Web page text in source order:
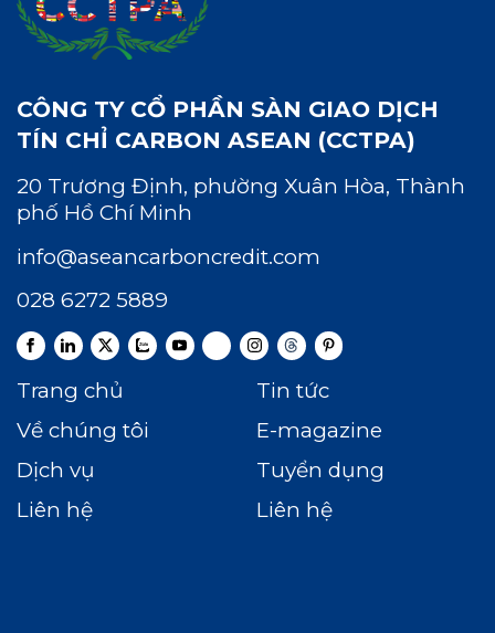
CÔNG TY CỔ PHẦN SÀN GIAO DỊCH
TÍN CHỈ CARBON ASEAN (CCTPA)
20 Trương Định, phường Xuân Hòa, Thành
phố Hồ Chí Minh
info@aseancarboncredit.com
028 6272 5889
Trang chủ
Về chúng tôi
Dịch vụ
Liên hệ
Tin tức
E-magazine
Tuyển dụng
Liên hệ